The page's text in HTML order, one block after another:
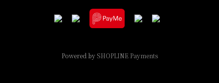
Powered by SHOPLINE Payments